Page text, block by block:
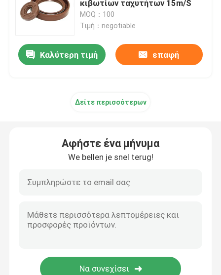
υδραυλική σφραγίδα κυλίνδρων
πλαστικά μέρη συνήθειας
Προϊόντα σφράγισης από καουτσούκ
Τσιμούχα άξονα μετάδοσης κίνησης
κιβωτίων ταχυτήτων 15m/S
MOQ：100
Τιμή：negotiable
Καλύτερη τιμή επαφή
Δείτε περισσότερων
Αφήστε ένα μήνυμα
We bellen je snel terug!